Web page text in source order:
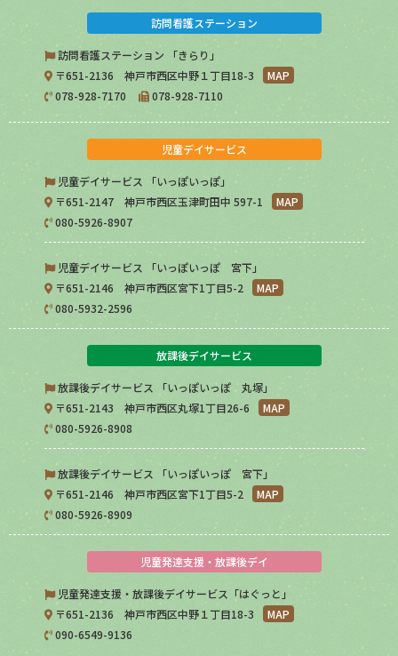
訪問看護ステーション
訪問看護ステーション 「きらり」
〒651-2136 神戸市西区中野１丁目18-3
MAP
078-928-7170
078-928-7110
児童デイサービス
児童デイサービス 「いっぽいっぽ」
〒651-2147 神戸市西区玉津町田中 597-1
MAP
080-5926-8907
児童デイサービス 「いっぽいっぽ 宮下」
〒651-2146 神戸市西区宮下1丁目5-2
MAP
080-5932-2596
放課後デイサービス
放課後デイサービス 「いっぽいっぽ 丸塚」
〒651-2143 神戸市西区丸塚1丁目26-6
MAP
080-5926-8908
放課後デイサービス 「いっぽいっぽ 宮下」
〒651-2146 神戸市西区宮下1丁目5-2
MAP
080-5926-8909
児童発達支援・放課後デイ
児童発達支援・放課後デイサービス「はぐっと」
〒651-2136 神戸市西区中野１丁目18-3
MAP
090-6549-9136